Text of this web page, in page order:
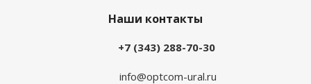
Наши контакты
+7 (343) 288-70-30
info@optcom-ural.ru